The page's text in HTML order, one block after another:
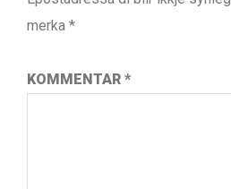
merka *
KOMMENTAR *